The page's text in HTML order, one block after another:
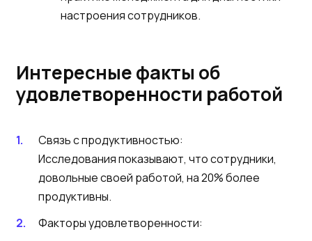
настроения сотрудников.
Интересные факты об
удовлетворенности работой
Связь с продуктивностью:
Исследования показывают, что сотрудники,
довольные своей работой, на 20% более
продуктивны.
Факторы удовлетворенности: